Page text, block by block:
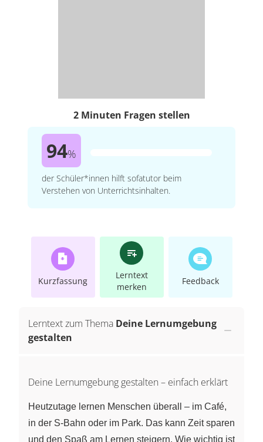
2 Minuten Fragen stellen
94%
der Schüler*innen hilft sofatutor beim
Verstehen von Unterrichtsinhalten.
Kurzfassung
Lerntext
merken
Feedback
Lerntext zum Thema Deine Lernumgebung
gestalten
Deine Lernumgebung gestalten – einfach erklärt
Heutzutage lernen Menschen überall – im Café,
in der S‑Bahn oder im Park. Das kann Zeit sparen
und den Spaß am Lernen steigern. Wie wichtig ist